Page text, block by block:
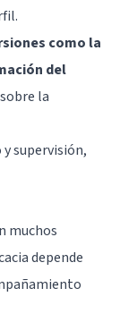
como la
del
la
supervisión,
muchos
depende